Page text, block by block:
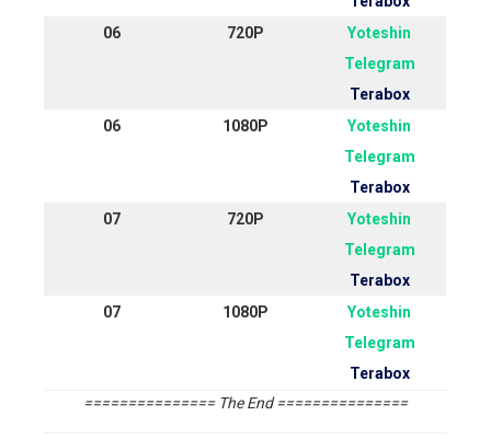
06
720P
Yoteshin
Telegram
Terabox
06
1080P
Yoteshin
Telegram
Terabox
07
720P
Yoteshin
Telegram
Terabox
07
1080P
Yoteshin
Telegram
Terabox
=============== The End ===============